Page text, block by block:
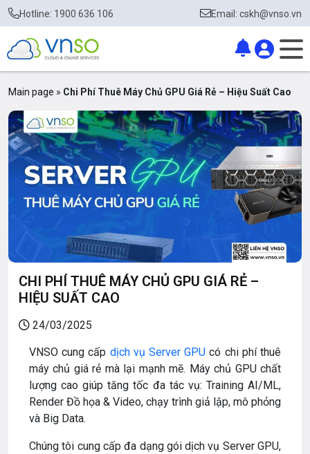
Hotline: 1900 636 106 Email: cskh@vnso.vn
Main page » Chi Phí Thuê Máy Chủ GPU Giá Rẻ – Hiệu Suất Cao
CHI PHÍ THUÊ MÁY CHỦ GPU GIÁ RẺ –
HIỆU SUẤT CAO
24/03/2025
VNSO cung cấp dịch vụ Server GPU có chi phí thuê
máy chủ giá rẻ mà lại mạnh mẽ. Máy chủ GPU chất
lượng cao giúp tăng tốc đa tác vụ: Training AI/ML,
Render Đồ họa & Video, chạy trình giả lập, mô phỏng
và Big Data.
Chúng tôi cung cấp đa dạng gói dịch vụ Server GPU,